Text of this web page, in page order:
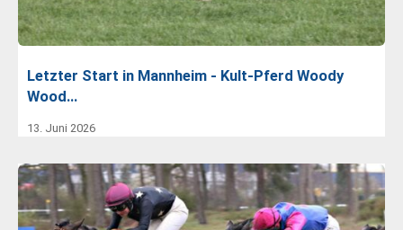
Letzter Start in Mannheim - Kult-Pferd Woody
Wood…
13. Juni 2026